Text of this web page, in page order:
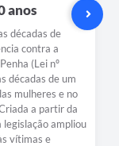
anos
décadas de
contra a
(Lei nº
décadas de um
mulheres e no
a partir da
legislação ampliou
vítimas e